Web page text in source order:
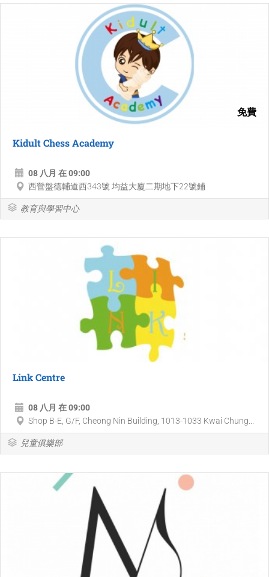
免費
Kidult Chess Academy
08 八月 在 09:00
西營盤德輔道西343號 均益大廈二期地下22號鋪
教育與學習中心
Link Centre
08 八月 在 09:00
Shop B-E, G/F, Cheong Nin Building, 1013-1033 Kwai Chung...
兒童俱樂部